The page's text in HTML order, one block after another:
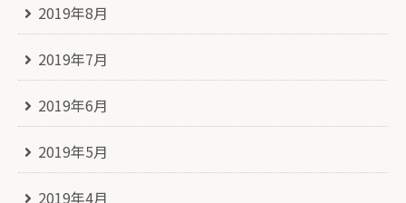
2019年8月
2019年7月
2019年6月
2019年5月
2019年4月